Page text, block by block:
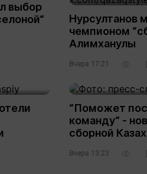
выбор
Нурсултанов
чемпионом
Алимханулы
Вчера 17:21
“Поможет
команду“ -
сборной
Вчера 13:23